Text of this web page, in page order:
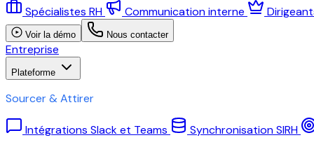
Spécialistes RH Communication interne
Voir la démo Nous contacter
Entreprise
Plateforme
Sourcer & Attirer
Intégrations Slack et Teams
Synchronisation SIRH